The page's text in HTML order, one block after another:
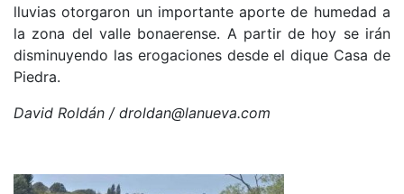
lluvias otorgaron un importante aporte de humedad a
la zona del valle bonaerense. A partir de hoy se irán
disminuyendo las erogaciones desde el dique Casa de
Piedra.
David Roldán / droldan@lanueva.com